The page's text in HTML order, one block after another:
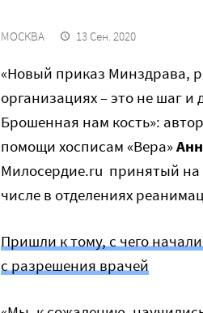
МОСКВА 13 Сен. 2020
«Новый приказ Минздрава,
организациях – это не шаг
Брошенная нам кость»:
помощи хосписам «Вера»
Милосердие.ru принятый на
числе в отделениях
Пришли к тому, с чего
с разрешения врачей